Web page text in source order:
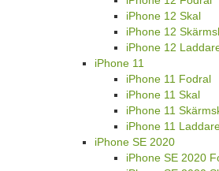
iPhone 12 Skal
iPhone 12
iPhone 12
iPhone 11
iPhone 11 Fodral
iPhone 11 Skal
iPhone 11
iPhone 11
iPhone SE 2020
iPhone SE 2020